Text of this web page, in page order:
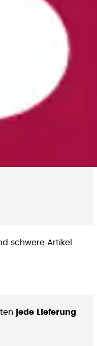
schwere Artikel
jede Lieferung